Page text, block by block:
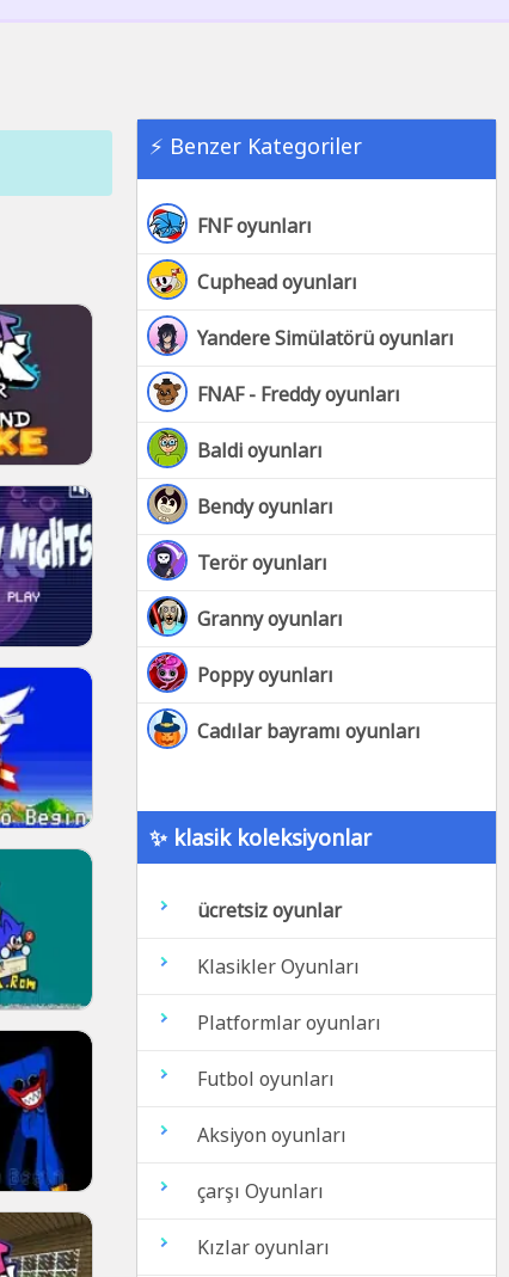
⚡ Benzer Kategoriler
FNF oyunları
Cuphead oyunları
Yandere Simülatörü oyunları
FNAF - Freddy oyunları
Baldi oyunları
Bendy oyunları
Terör oyunları
Granny oyunları
Poppy oyunları
Cadılar bayramı oyunları
✨ klasik koleksiyonlar
ücretsiz oyunlar
Klasikler Oyunları
Platformlar oyunları
Futbol oyunları
Aksiyon oyunları
çarşı Oyunları
Kızlar oyunları